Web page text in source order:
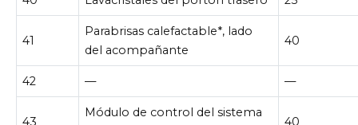
41
Parabrisas calefactable*, lado
del acompañante
40
42 — —
43
Módulo de control del sistema
40